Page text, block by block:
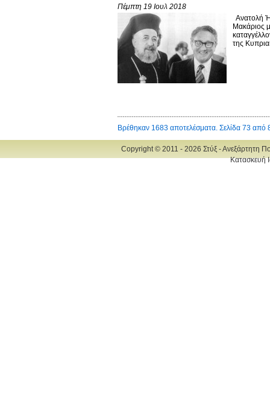
Πέμπτη 19 Ιουλ 2018
Ανατολή
Μακάριος
της
Βρέθηκαν 1683 αποτελέσματα. Σελίδα 73 από
Copyright © 2011 - 2026 Στύξ - Ανεξάρτητη
Κατασκευή